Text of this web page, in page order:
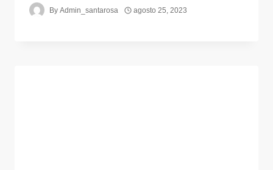
By Admin_santarosa agosto 25, 2023